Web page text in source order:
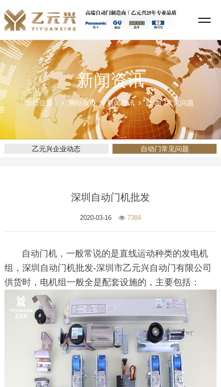
新闻资讯
当前位置： 网站首页 新闻资讯 自动门常见问题
乙元兴企业动态 自动门常见问题
深圳自动门机批发
2020-03-16 7384
自动门机，一般常说的是直线运动种类的发电机
组，深圳自动门机批发-深圳市乙元兴自动门有限公司
供货时，电机组一般全是配套设施的，主要包括：